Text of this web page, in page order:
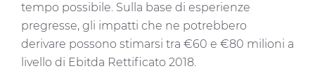
tempo possibile. Sulla base di esperienze
pregresse, gli impatti che ne potrebbero
derivare possono stimarsi tra €60 e €80 milioni a
livello di Ebitda Rettificato 2018.